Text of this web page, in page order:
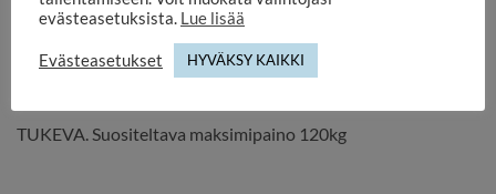
Tuoli menee kätevästi kasaan.
Painettava selkänoja noin 50x16cm.
TUKEVA. Suositeltava maksimipaino 120kg
evästeasetuksista. Lue lisää
Evästeasetukset HYVÄKSY KAIKKI